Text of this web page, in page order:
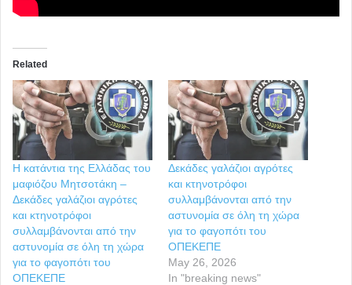
Related
Η κατάντια της Ελλάδας του
μαφιόζου Μητσοτάκη –
Δεκάδες γαλάζιοι αγρότες
και κτηνοτρόφοι
συλλαμβάνονται από την
αστυνομία σε όλη τη χώρα
για το φαγοπότι του
ΟΠΕΚΕΠΕ
Δεκάδες γαλάζιοι αγρότες
και κτηνοτρόφοι
συλλαμβάνονται από την
αστυνομία σε όλη τη χώρα
για το φαγοπότι του
ΟΠΕΚΕΠΕ
May 26, 2026
In "breaking news"